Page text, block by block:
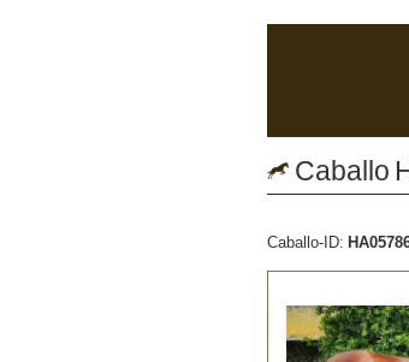
Caballo
Caballo-ID: